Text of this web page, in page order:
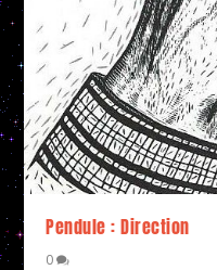
Pendule : Direction
0